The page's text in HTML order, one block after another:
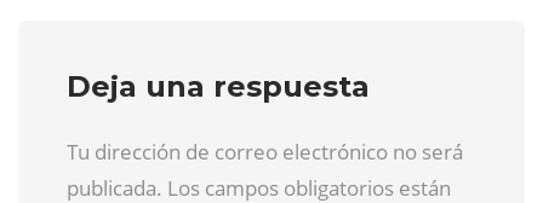
Deja una respuesta
Tu dirección de correo electrónico no será
publicada. Los campos obligatorios están